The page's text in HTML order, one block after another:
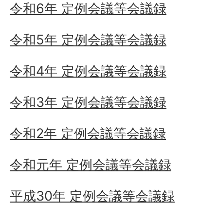
令和6年 定例会議等会議録
令和5年 定例会議等会議録
令和4年 定例会議等会議録
令和3年 定例会議等会議録
令和2年 定例会議等会議録
令和元年 定例会議等会議録
平成30年 定例会議等会議録